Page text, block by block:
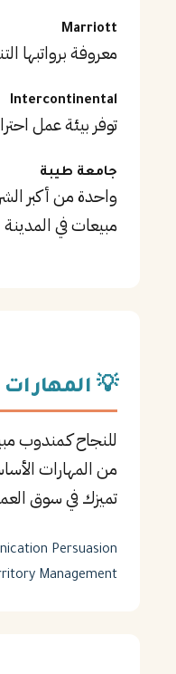
Marriott
معروفة برواتبها
Intercontinental
توفر بيئة عمل
جامعة طيبة
واحدة من أكبر
مبيعات في المدينة
💡 المهارات
للنجاح كـمندوب
من المهارات
تميزك في سوق
Persuasion
Management